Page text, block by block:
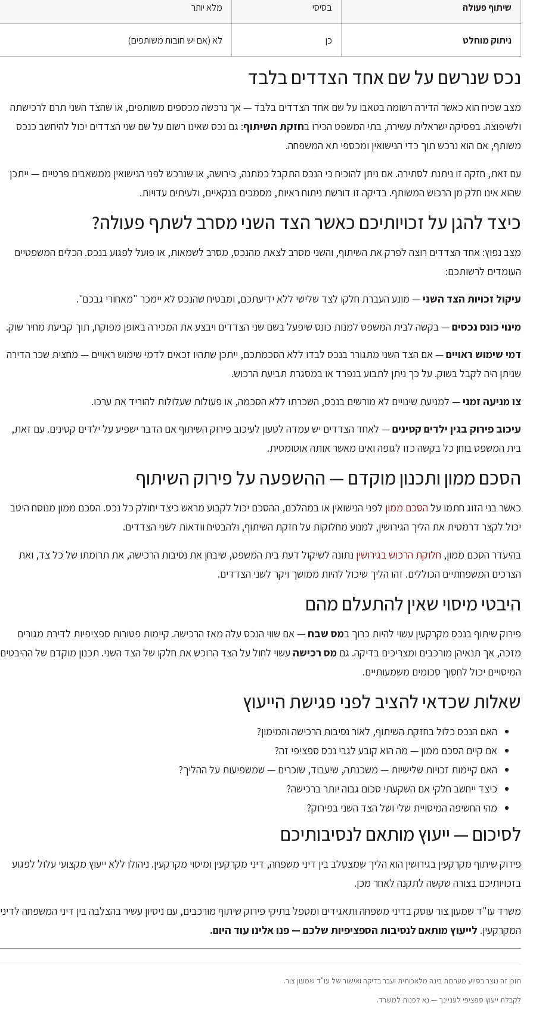
שיתוף פעולה בסיסי מלא יותר
ניתוק מוחלט כן לא (אם יש חובות משותפים)
נכס שנרשם על שם אחד הצדדים בלבד
מצב שכיח הוא כאשר הדירה רשומה בטאבו על שם אחד הצדדים בלבד — אך נרכשה מכספים משותפים, או שהצד השני תרם לרכישתה
ולשיפוצה. בפסיקה ישראלית עשירה, בתי המשפט הכירו בחזקת השיתוף: גם נכס שאינו רשום על שם שני הצדדים יכול להיחשב כנכס
משותף, אם הוא נרכש תוך כדי הנישואין ומכספי תא המשפחה.
עם זאת, חזקה זו ניתנת לסתירה. אם ניתן להוכיח כי הנכס התקבל כמתנה, כירושה, או שנרכש לפני הנישואין ממשאבים פרטיים — ייתכן
שהוא אינו חלק מן הרכוש המשותף. בדיקה זו דורשת ניתוח ראיות, מסמכים בנקאיים, ולעיתים עדויות.
כיצד להגן על זכויותיכם כאשר הצד השני מסרב לשתף פעולה?
מצב נפוץ: אחד הצדדים רוצה לפרק את השיתוף, והשני מסרב לצאת מהנכס, מסרב לשמאות, או פועל לפגוע בנכס. הכלים המשפטיים
העומדים לרשותכם:
עיקול זכויות הצד השני— מונע העברת חלקו לצד שלישי ללא ידיעתכם, ומבטיח שהנכס לא יימכר "מאחורי גבכם".
מינוי כונס נכסים— בקשה לבית המשפט למנות כונס שיפעל בשם שני הצדדים ויבצע את המכירה באופן מפוקח, תוך קביעת מחיר שוק.
דמי שימוש ראויים— אם הצד השני מתגורר בנכס לבדו ללא הסכמתכם, ייתכן שתהיו זכאים לדמי שימוש ראויים — מחצית שכר הדירה
שניתן היה לקבל בשוק. על כך ניתן לתבוע בנפרד או במסגרת תביעת הרכוש.
צו מניעה זמני— למניעת שינויים לא מורשים בנכס, השכרתו ללא הסכמה, או פעולות שעלולות להוריד את ערכו.
עיכוב פירוק בגין ילדים קטינים— לאחד הצדדים יש עמדה לטעון לעיכוב פירוק השיתוף אם הדבר ישפיע על ילדים קטינים. עם זאת,
בית המשפט בוחן כל בקשה כזו לגופה ואינו מאשר אותה אוטומטית.
הסכם ממון ותכנון מוקדם — ההשפעה על פירוק השיתוף
כאשר בני הזוג חתמו עלהסכם ממון לפני הנישואין או במהלכם, ההסכם יכול לקבוע מראש כיצד יחולק כל נכס. הסכם ממון מנוסח היטב
יכול לקצר דרמטית את הליך הגירושין, למנוע מחלוקות על חזקת השיתוף, ולהבטיח וודאות לשני הצדדים.
בהיעדר הסכם ממון, חלוקת הרכוש בגירושין נתונה לשיקול דעת בית המשפט, שיבחן את נסיבות הרכישה, את תרומתו של כל צד, ואת
הצרכים המשפחתיים הכוללים. זהו הליך שיכול להיות ממושך ויקר לשני הצדדים.
היבטי מיסוי שאין להתעלם מהם
פירוק שיתוף בנכס מקרקעין עשוי להיות כרוך במס שבח — אם שווי הנכס עלה מאז הרכישה. קיימות פטורות ספציפיות לדירת מגורים
מזכה, אך תנאיהן מורכבים ומצריכים בדיקה. גם מס רכישה עשוי לחול על הצד הרוכש את חלקו של הצד השני. תכנון מוקדם של ההיבטים
המיסויים יכול לחסוך סכומים משמעותיים.
שאלות שכדאי להציב לפני פגישת הייעוץ
האם הנכס כלול בחזקת השיתוף, לאור נסיבות הרכישה והמימון?
אם קיים הסכם ממון — מה הוא קובע לגבי נכס ספציפי זה?
האם קיימות זכויות שלישיות — משכנתה, שיעבוד, שוכרים — שמשפיעות על ההליך?
כיצד ייחשב חלקי אם השקעתי סכום גבוה יותר ברכישה?
מהי החשיפה המיסויית שלי ושל הצד השני בפירוק?
לסיכום — ייעוץ מותאם לנסיבותיכם
פירוק שיתוף מקרקעין בגירושין הוא הליך שמצטלב בין דיני משפחה, דיני מקרקעין ומיסוי מקרקעין. ניהולו ללא ייעוץ מקצועי עלול לפגוע
בזכויותיכם בצורה שקשה לתקנה לאחר מכן.
משרד עו"ד שמעון צור עוסק בדיני משפחה ותאגידים ומטפל בתיקי פירוק שיתוף מורכבים, עם ניסיון עשיר בהצלבה בין דיני המשפחה לדיני
המקרקעין. לייעוץ מותאם לנסיבות הספציפיות שלכם — פנו אלינו עוד היום.
תוכן זה נוצר בסיוע מערכות בינה מלאכותית ועבר בדיקה ואישור של עו"ד שמעון צור.
לקבלת ייעוץ ספציפי לעניינך — נא לפנות למשרד.